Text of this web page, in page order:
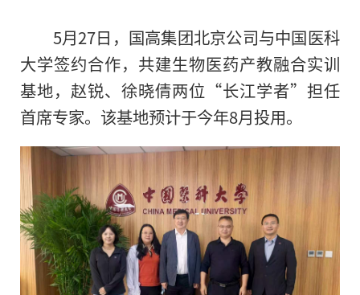
5月27日，国高集团北京公司与中国医科
大学签约合作，共建生物医药产教融合实训
基地，赵锐、徐晓倩两位“长江学者”担任
首席专家。该基地预计于今年8月投用。